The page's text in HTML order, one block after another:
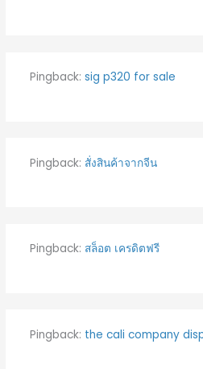
Pingback: sig p320 for sale
Pingback: สั่งสินค้าจากจีน
Pingback: สล็อต เครดิตฟรี
Pingback: the cali company